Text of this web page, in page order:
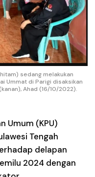
sedang melakukan
Ummat di Parigi disaksikan
Ahad (16/10/2022).
Umum (KPU)
Tengah
delapan
2024 dengan